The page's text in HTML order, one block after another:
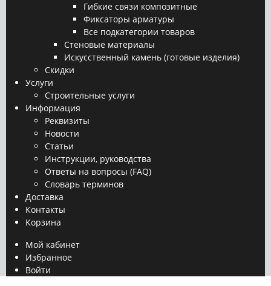
Гибкие связи композитные
Фиксаторы арматуры
Все подкатегории товаров
Стеновые материалы
Искусственный камень (готовые изделия)
Скидки
Услуги
Строительные услуги
Информация
Реквизиты
Новости
Статьи
Инструкции, руководства
Ответы на вопросы (FAQ)
Словарь терминов
Доставка
Контакты
Корзина
Мой кабинет
Избранное
Войти